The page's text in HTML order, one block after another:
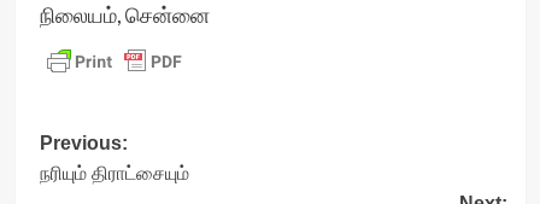
நிலையம், சென்னை
Post
navigation
Previous:
நரியும் திராட்சையும்